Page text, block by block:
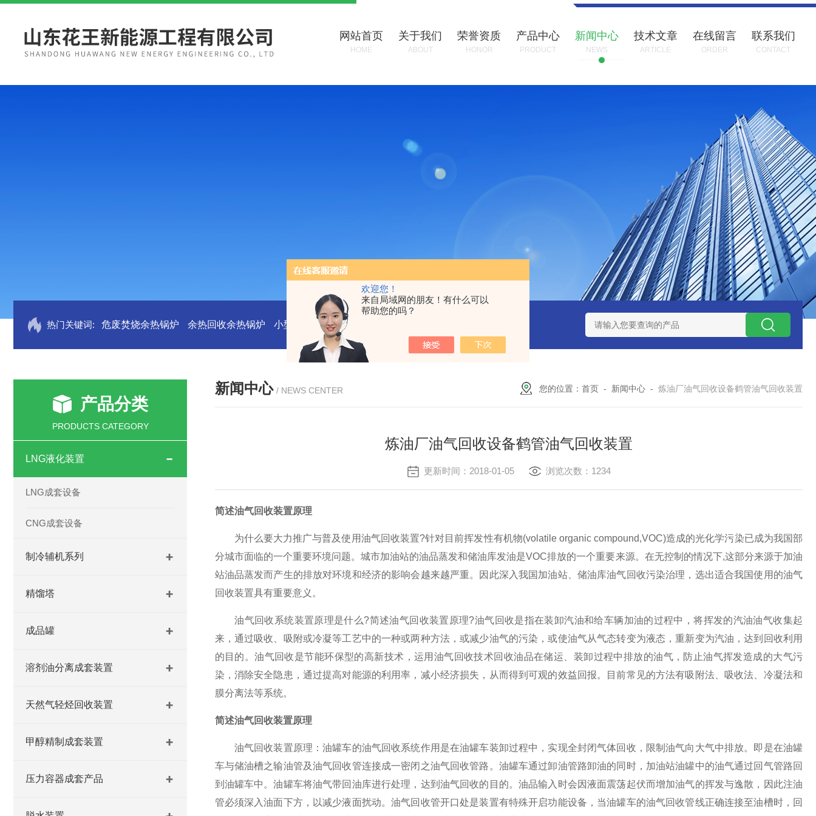
欢迎您！
来自局域网的朋友！有什么可以
帮助您的吗？
网站首页
HOME
关于我们
ABOUT
荣誉资质
HONOR
产品中心
PRODUCT
新闻中心
NEWS
技术文章
ARTICLE
在线留言
ORDER
联系我们
CONTACT
热门关键词: 危废焚烧余热锅炉 余热回收余热锅炉 小型沼气全液化装置 2万吨二氧化碳捕集液化装置 3万吨-100万吨撬装式煤层气脱酸气设备
产品分类
PRODUCTS CATEGORY
LNG液化装置
LNG成套设备
CNG成套设备
制冷辅机系列
精馏塔
成品罐
溶剂油分离成套装置
天然气轻烃回收装置
甲醇精制成套装置
压力容器成套产品
新闻中心 / NEWS CENTER 您的位置： 首页 - 新闻中心 - 炼油厂油气回收设备鹤管油气回收装置
炼油厂油气回收设备鹤管油气回收装置
更新时间：2018-01-05 浏览次数：1234
简述油气回收装置原理
为什么要大力推广与普及使用油气回收装置?针对目前挥发性有机物(volatile organic compound,VOC)造成的光化学污染已成为我国部
分城市面临的一个重要环境问题。城市加油站的油品蒸发和储油库发油是VOC排放的一个重要来源。在无控制的情况下,这部分来源于加油
站油品蒸发而产生的排放对环境和经济的影响会越来越严重。因此深入我国加油站、储油库油气回收污染治理，选出适合我国使用的油气
回收装置具有重要意义。
油气回收系统装置原理是什么?简述油气回收装置原理?油气回收是指在装卸汽油和给车辆加油的过程中，将挥发的汽油油气收集起
来，通过吸收、吸附或冷凝等工艺中的一种或两种方法，或减少油气的污染，或使油气从气态转变为液态，重新变为汽油，达到回收利用
的目的。油气回收是节能环保型的高新技术，运用油气回收技术回收油品在储运、装卸过程中排放的油气，防止油气挥发造成的大气污
染，消除安全隐患，通过提高对能源的利用率，减小经济损失，从而得到可观的效益回报。目前常见的方法有吸附法、吸收法、冷凝法和
膜分离法等系统。
简述油气回收装置原理
油气回收装置原理：油罐车的油气回收系统作用是在油罐车装卸过程中，实现全封闭气体回收，限制油气向大气中排放。即是在油罐
车与储油槽之输油管及油气回收管连接成一密闭之油气回收管路。油罐车通过卸油管路卸油的同时，加油站油罐中的油气通过回气管路回
到油罐车中。油罐车将油气带回油库进行处理，达到油气回收的目的。油品输入时会因液面震荡起伏而增加油气的挥发与逸散，因此注油
管必须深入油面下方，以减少液面扰动。油气回收管开口处是装置有特殊开启功能设备，当油罐车的油气回收管线正确连接至油槽时，回